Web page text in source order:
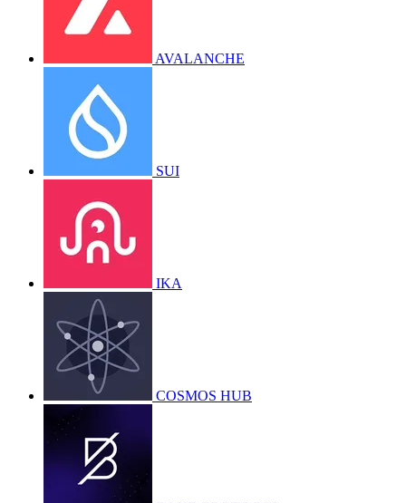
AVALANCHE
SUI
IKA
COSMOS HUB